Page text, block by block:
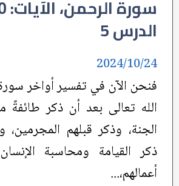
الدرس 5
فنحن الآن في تفسير أواخر
الله تعالى بعد أن ذكر
الجنة، وذكر قبلهم المجرمين،
ذكر القيامة ومحاسبة
أعمالهم،...
2024/10/24